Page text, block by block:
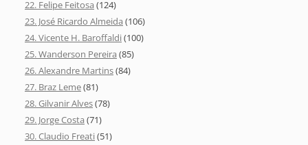
22. Felipe Feitosa (124)
23. José Ricardo Almeida (106)
24. Vicente H. Baroffaldi(100)
25. Wanderson Pereira (85)
26. Alexandre Martins(84)
27. Braz Leme(81)
28. Gilvanir Alves(78)
29. Jorge Costa (71)
30. Claudio Freati(51)